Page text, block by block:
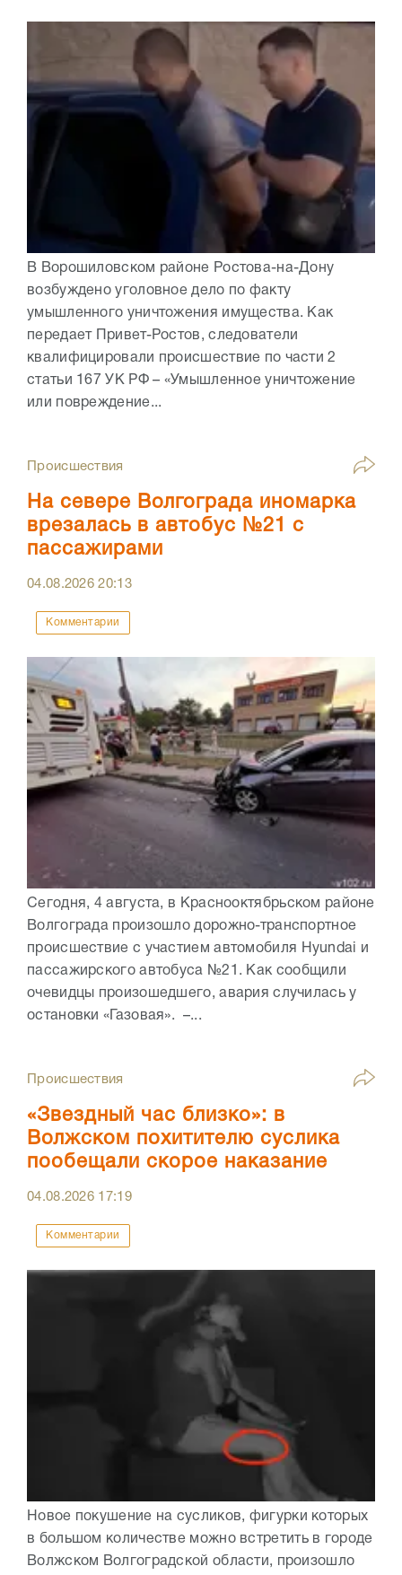
В Ворошиловском районе Ростова-на-Дону
возбуждено уголовное дело по факту
умышленного уничтожения имущества. Как
передает Привет-Ростов, следователи
квалифицировали происшествие по части 2
статьи 167 УК РФ – «Умышленное уничтожение
или повреждение...
Происшествия
На севере Волгограда иномарка
врезалась в автобус №21 с
пассажирами
04.08.202620:13
Комментарии
Сегодня, 4 августа, в Краснооктябрьском районе
Волгограда произошло дорожно-транспортное
происшествие с участием автомобиля Hyundai и
пассажирского автобуса №21. Как сообщили
очевидцы произошедшего, авария случилась у
остановки «Газовая». –...
Происшествия
«Звездный час близко»: в
Волжском похитителю суслика
пообещали скорое наказание
04.08.2026 17:19
Комментарии
Новое покушение на сусликов, фигурки которых
в большом количестве можно встретить в городе
Волжском Волгоградской области, произошло